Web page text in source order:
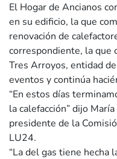
El Hogar de Ancianos
en su edificio, la que
renovación de
correspondiente, la que
Tres Arroyos, entidad
eventos y continúa
“En estos días
la calefacción” dijo
presidente de la
LU24.
“La del gas tiene hecha